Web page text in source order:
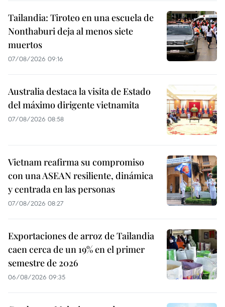
Tailandia: Tiroteo en una escuela de
Nonthaburi deja al menos siete
muertos
07/08/2026 09:16
Australia destaca la visita de Estado
del máximo dirigente vietnamita
07/08/2026 08:58
Vietnam reafirma su compromiso
con una ASEAN resiliente, dinámica
y centrada en las personas
07/08/2026 08:27
Exportaciones de arroz de Tailandia
caen cerca de un 19% en el primer
semestre de 2026
06/08/2026 09:35